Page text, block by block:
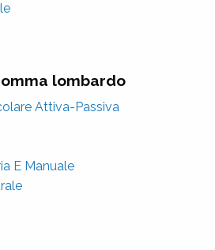
lombardo
Attiva-Passiva
E Manuale